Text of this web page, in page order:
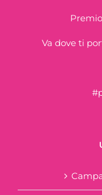
Va dove ti